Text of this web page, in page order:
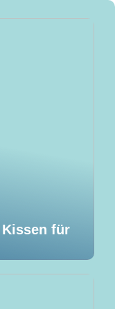
für